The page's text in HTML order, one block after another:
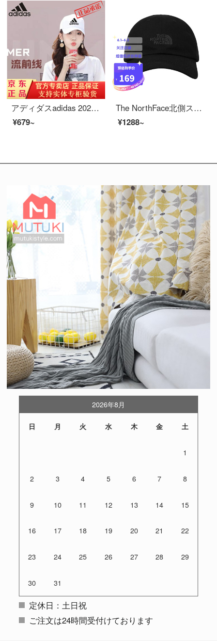
アディダスadidas 2020秋冬帽子男女韓国版ファッションスポーツアウトドア帽子刺繍アヒル舌帽子サンバイザー帽子890白
¥679~
The NorthFace北側スポーツ帽定番男女屋外野球帽は4 VSV/JK 3黒が調節できます。
¥1288~
2026年8月
日 月 火 水 木 金 土
1
2 3 4 5 6 7 8
9 10 11 12 13 14 15
16 17 18 19 20 21 22
23 24 25 26 27 28 29
30 31
定休日：土日祝
ご注文は24時間受付けております